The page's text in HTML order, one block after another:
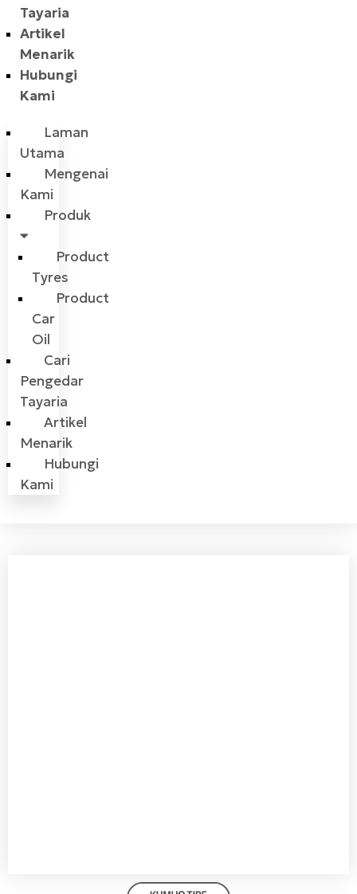
Tayaria
Artikel
Menarik
Hubungi
Kami
Laman
Utama
Mengenai
Kami
Produk
Product
Tyres
Product
Car
Oil
Cari
Pengedar
Tayaria
Artikel
Menarik
Hubungi
Kami